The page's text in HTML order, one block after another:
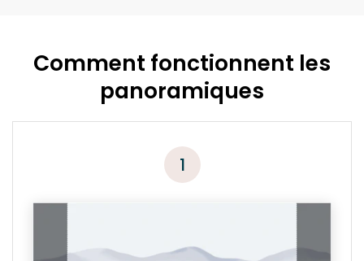
Comment fonctionnent les
panoramiques
1